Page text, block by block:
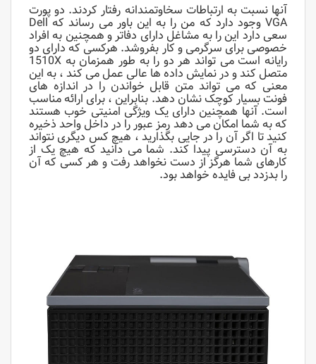
آنها نسبت به ارتباطات سخاوتمندانه رفتار کردند. دو پورت
VGA وجود دارد که من را به این باور می رساند که Dell
سعی دارد این را به مشاغل دارای دفاتر و همچنین به افراد
خصوصی برای سرگرمی و کار بفروشد. هرکسی که دارای دو
رایانه است می تواند هر دو را به طور همزمان به 1510X
متصل کند و در نمایش داده ها عالی عمل می کند ، به این
معنی که می تواند متن قابل خواندن را در اندازه های
فونت بسیار کوچک نشان دهد. بنابراین ، برای ارائه مناسب
است. آنها همچنین دارای یک ویژگی امنیتی خوب هستند
که به شما امکان می دهد رمز عبور را در داخل واحد ذخیره
کنید تا اگر آن را در جایی بگذارید ، هیچ کس دیگری نتواند
به آن دسترسی پیدا کند. شما می دانید که هیچ یک از
کارهای شما هرگز از دست نخواهد رفت و هر کسی که آن
را بدزدد بی فایده خواهد بود.